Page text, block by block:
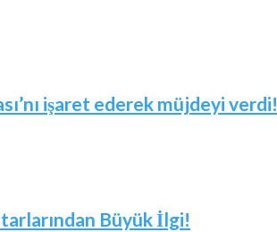
işaret ederek müjdeyi verdi!
Büyük İlgi!